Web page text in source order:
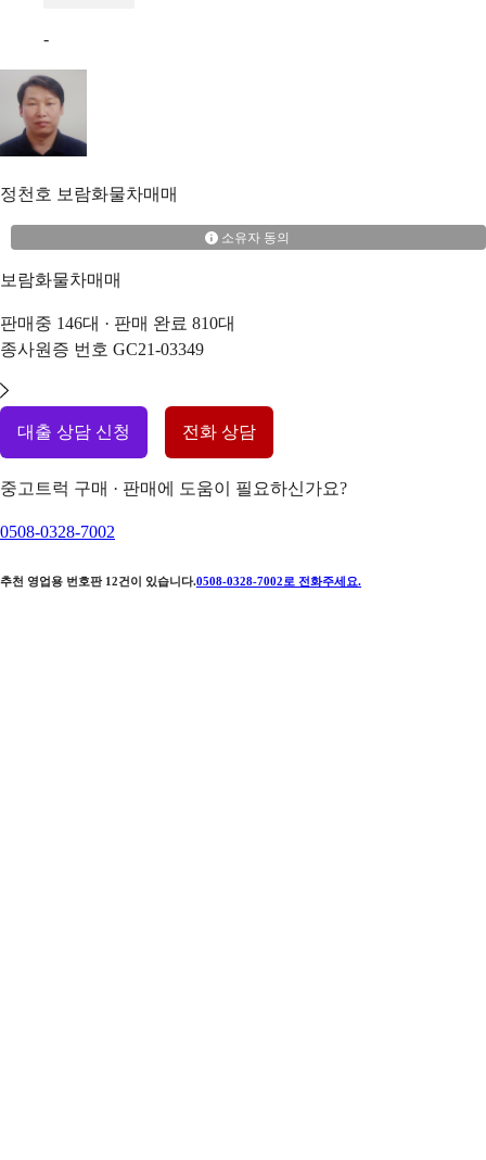
-
정천호 보람화물차매매
소유자 동의
보람화물차매매
판매중 146대 · 판매 완료 810대
종사원증 번호 GC21-03349
대출 상담 신청 전화 상담
중고트럭 구매 · 판매에 도움이 필요하신가요?
0508-0328-7002
추천 영업용 번호판 12건이 있습니다.0508-0328-7002 로 전화주세요.